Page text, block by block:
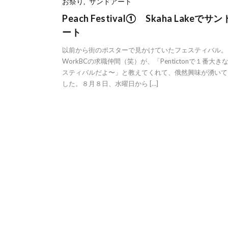
Peach Festival① Skaha Lakeでサン
ート
以前から街のポスターで見かけていたフェスティバル
WorkBCの求職仲間（笑）が、「Pentictonで１番大き
スティバルだよ〜」と教えてくれて、俄然興味が湧いて
した。８月８日、水曜日から […]